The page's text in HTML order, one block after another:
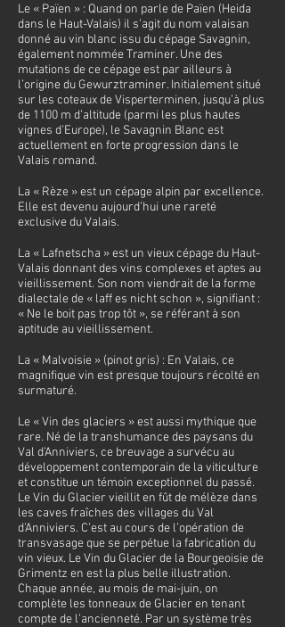
Le « Païen » : Quand on parle de Païen (Heida
dans le Haut-Valais) il s’agit du nom valaisan
donné au vin blanc issu du cépage Savagnin,
également nommée Traminer. Une des
mutations de ce cépage est par ailleurs à
l’origine du Gewurztraminer. Initialement situé
sur les coteaux de Visperterminen, jusqu’à plus
de 1100 m d’altitude (parmi les plus hautes
vignes d’Europe), le Savagnin Blanc est
actuellement en forte progression dans le
Valais romand.
La « Rèze » est un cépage alpin par excellence.
Elle est devenu aujourd’hui une rareté
exclusive du Valais.
La « Lafnetscha » est un vieux cépage du Haut-
Valais donnant des vins complexes et aptes au
vieillissement. Son nom viendrait de la forme
dialectale de « laff es nicht schon », signifiant :
« Ne le boit pas trop tôt », se référant à son
aptitude au vieillissement.
La « Malvoisie » (pinot gris) : En Valais, ce
magnifique vin est presque toujours récolté en
surmaturé.
Le « Vin des glaciers » est aussi mythique que
rare. Né de la transhumance des paysans du
Val d’Anniviers, ce breuvage a survécu au
développement contemporain de la viticulture
et constitue un témoin exceptionnel du passé.
Le Vin du Glacier vieillit en fût de mélèze dans
les caves fraîches des villages du Val
d’Anniviers. C’est au cours de l’opération de
transvasage que se perpétue la fabrication du
vin vieux. Le Vin du Glacier de la Bourgeoisie de
Grimentz en est la plus belle illustration.
Chaque année, au mois de mai-juin, on
complète les tonneaux de Glacier en tenant
compte de l’ancienneté. Par un système très